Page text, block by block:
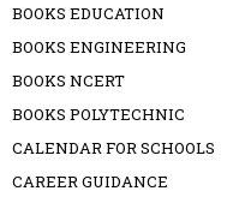
BOOKS EDUCATION
BOOKS ENGINEERING
BOOKS NCERT
BOOKS POLYTECHNIC
CALENDAR FOR SCHOOLS
CAREER GUIDANCE